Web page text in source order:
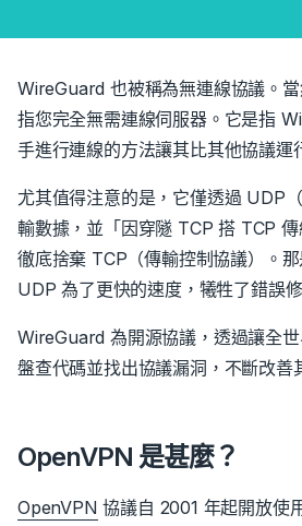
WireGuard 也被稱為無連線協議。
指您完全無需連線伺服器。它是指
手進行連線的方法讓其比其他協議運
尤其值得注意的是，它僅透過 UDP
輸數據，並「因穿隧 TCP 搭 TCP 傳
徹底捨棄 TCP（傳輸控制協議）。那
UDP 為了更快的速度，犧牲了錯誤
WireGuard 為開源協議，透過讓全
盤查代碼並找出協議漏洞，不斷改善
OpenVPN 是甚麼？
OpenVPN 協議自 2001 年起開放使